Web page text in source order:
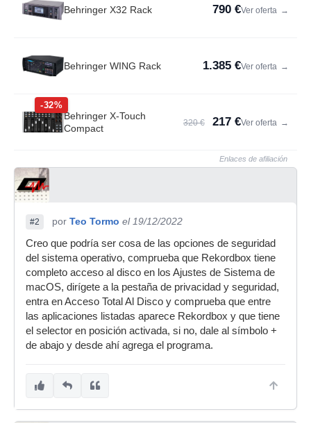
Behringer X32 Rack 790 €Ver oferta →
Behringer WING Rack 1.385 €Ver oferta →
-32%
Behringer X-Touch
Compact
320 € 217 €Ver oferta →
Enlaces de afiliación
#2 por Teo Tormo el 19/12/2022
Creo que podría ser cosa de las opciones de seguridad
del sistema operativo, comprueba que Rekordbox tiene
completo acceso al disco en los Ajustes de Sistema de
macOS, dirígete a la pestaña de privacidad y seguridad,
entra en Acceso Total Al Disco y comprueba que entre
las aplicaciones listadas aparece Rekordbox y que tiene
el selector en posición activada, si no, dale al símbolo +
de abajo y desde ahí agrega el programa.